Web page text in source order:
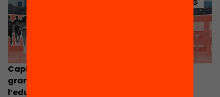
BLOG
Capítols monogràfics de l’anuari 2024: Vuit
grans desigualtats socials que impacten en
l’educació